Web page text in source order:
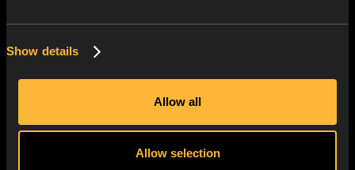
Show details
Allow all
Allow selection
UNE SÉRIE GOD OF WAR
Après avoir annoncé l'adaptation de jeux vidéo